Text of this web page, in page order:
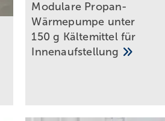
Modulare Propan-
Wärmepumpe unter
150 g Kältemittel für
Innenaufstellung